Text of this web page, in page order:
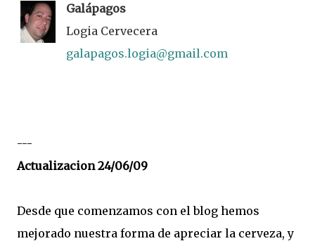
Galápagos
Logia Cervecera
galapagos.logia@gmail.com
---
Actualizacion 24/06/09
Desde que comenzamos con el blog hemos
mejorado nuestra forma de apreciar la cerveza, y